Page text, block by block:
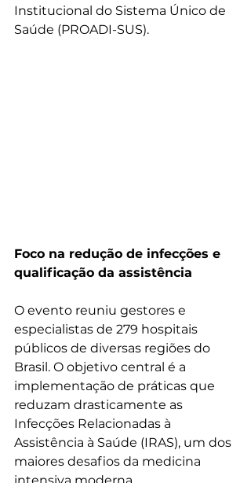
Institucional do Sistema Único de
Saúde (PROADI-SUS).
Foco na redução de infecções e
qualificação da assistência
O evento reuniu gestores e
especialistas de 279 hospitais
públicos de diversas regiões do
Brasil. O objetivo central é a
implementação de práticas que
reduzam drasticamente as
Infecções Relacionadas à
Assistência à Saúde (IRAS), um dos
maiores desafios da medicina